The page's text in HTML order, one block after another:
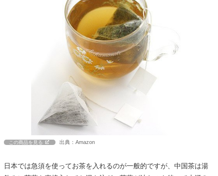
この商品を見る 出典：Amazon
日本では急須を使ってお茶を入れるのが一般的ですが、中国茶は湯